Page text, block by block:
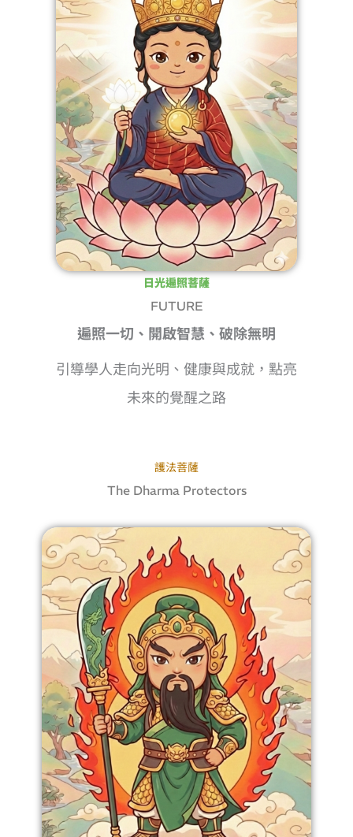
日光遍照菩薩
FUTURE
遍照一切、開啟智慧、破除無明
引導學人走向光明、健康與成就，點亮
未來的覺醒之路
護法菩薩
The Dharma Protectors